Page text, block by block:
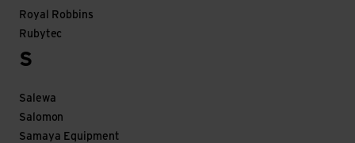
Royal Robbins
Rubytec
S
Salewa
Salomon
Samaya Equipment